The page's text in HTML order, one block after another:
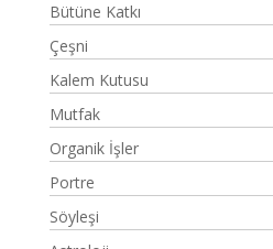
Bütüne Katkı
Çeşni
Kalem Kutusu
Mutfak
Organik İşler
Portre
Söyleşi